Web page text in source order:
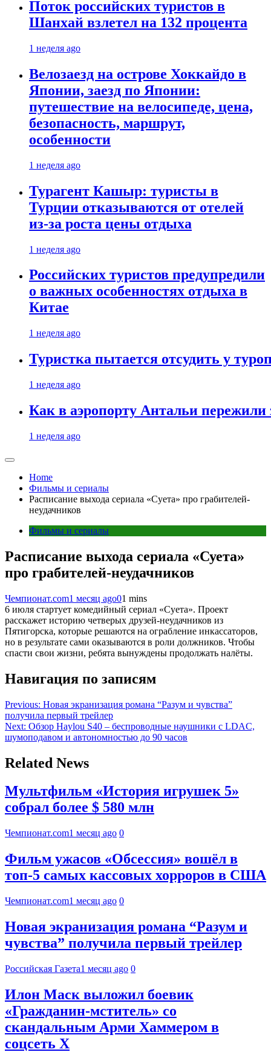
Поток российских туристов в
Шанхай взлетел на 132 процента
1 неделя ago
Велозаезд на острове Хоккайдо в
Японии, заезд по Японии:
путешествие на велосипеде, цена,
безопасность, маршрут,
особенности
1 неделя ago
Турагент Кашыр: туристы в
Турции отказываются от отелей
из-за роста цены отдыха
1 неделя ago
Российских туристов предупредили
о важных особенностях отдыха в
Китае
1 неделя ago
Туристка пытается отсудить у
1 неделя ago
Как в аэропорту Антальи
1 неделя ago
Home
Фильмы и сериалы
Расписание выхода сериала «Суета» про грабителей-
неудачников
Фильмы и сериалы
Расписание выхода сериала «Суета»
про грабителей-неудачников
Чемпионат.com1 месяц ago01 mins
6 июля стартует комедийный сериал «Суета». Проект
расскажет историю четверых друзей-неудачников из
Пятигорска, которые решаются на ограбление инкассаторов,
но в результате сами оказываются в роли должников. Чтобы
спасти свои жизни, ребята вынуждены продолжать налёты.
Навигация по записям
Previous: Новая экранизация романа “Разум и чувства”
получила первый трейлер
Next: Обзор Haylou S40 – беспроводные наушники с LDAC,
шумоподавом и автономностью до 90 часов
Related News
Мультфильм «История игрушек 5»
собрал более $ 580 млн
Чемпионат.com1 месяц ago 0
Фильм ужасов «Обсессия» вошёл в
топ-5 самых кассовых хорроров в США
Чемпионат.com1 месяц ago 0
Новая экранизация романа “Разум и
чувства” получила первый трейлер
Российская Газета1 месяц ago 0
Илон Маск выложил боевик
«Гражданин-мститель» со
скандальным Арми Хаммером в
соцсеть X